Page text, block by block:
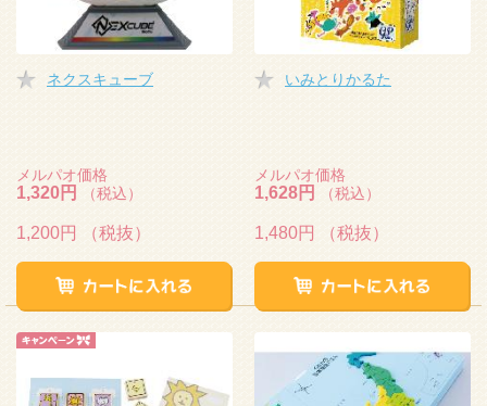
ネクスキューブ
メルパオ価格
1,320円 （税込）
1,200円 （税抜）
いみとりかるた
メルパオ価格
1,628円 （税込）
1,480円 （税抜）